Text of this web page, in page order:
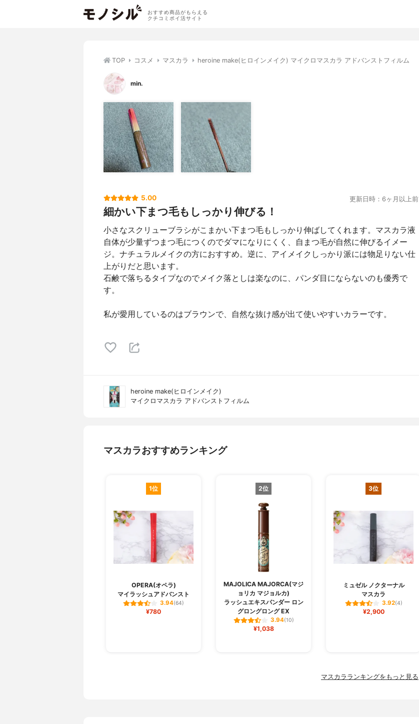
おすすめ商品がもらえる
クチコミポイ活サイト
TOP コスメ マスカラ heroine make(ヒロインメイク) マイクロマスカラ アドバンストフィルム
min.
5.00 更新日時：6ヶ月以上前
細かい下まつ毛もしっかり伸びる！
小さなスクリューブラシがこまかい下まつ毛もしっかり伸ばしてくれます。マスカラ液
自体が少量ずつまつ毛につくのでダマになりにくく、自まつ毛が自然に伸びるイメー
ジ。ナチュラルメイクの方におすすめ。逆に、アイメイクしっかり派には物足りない仕
上がりだと思います。
石鹸で落ちるタイプなのでメイク落としは楽なのに、パンダ目にならないのも優秀で
す。
私が愛用しているのはブラウンで、自然な抜け感が出て使いやすいカラーです。
heroine make(ヒロインメイク)
マイクロマスカラ アドバンストフィルム
マスカラおすすめランキング
1位
OPERA(オペラ)
マイラッシュアドバンスト
3.94(64)
¥780
2位
MAJOLICA MAJORCA(マジ
ョリカ マジョルカ)
ラッシュエキスパンダー ロン
グロングロング EX
3.94(10)
¥1,038
3位
ミュゼル ノクターナル
マスカラ
3.92(4)
¥2,900
マスカラランキングをもっと見る